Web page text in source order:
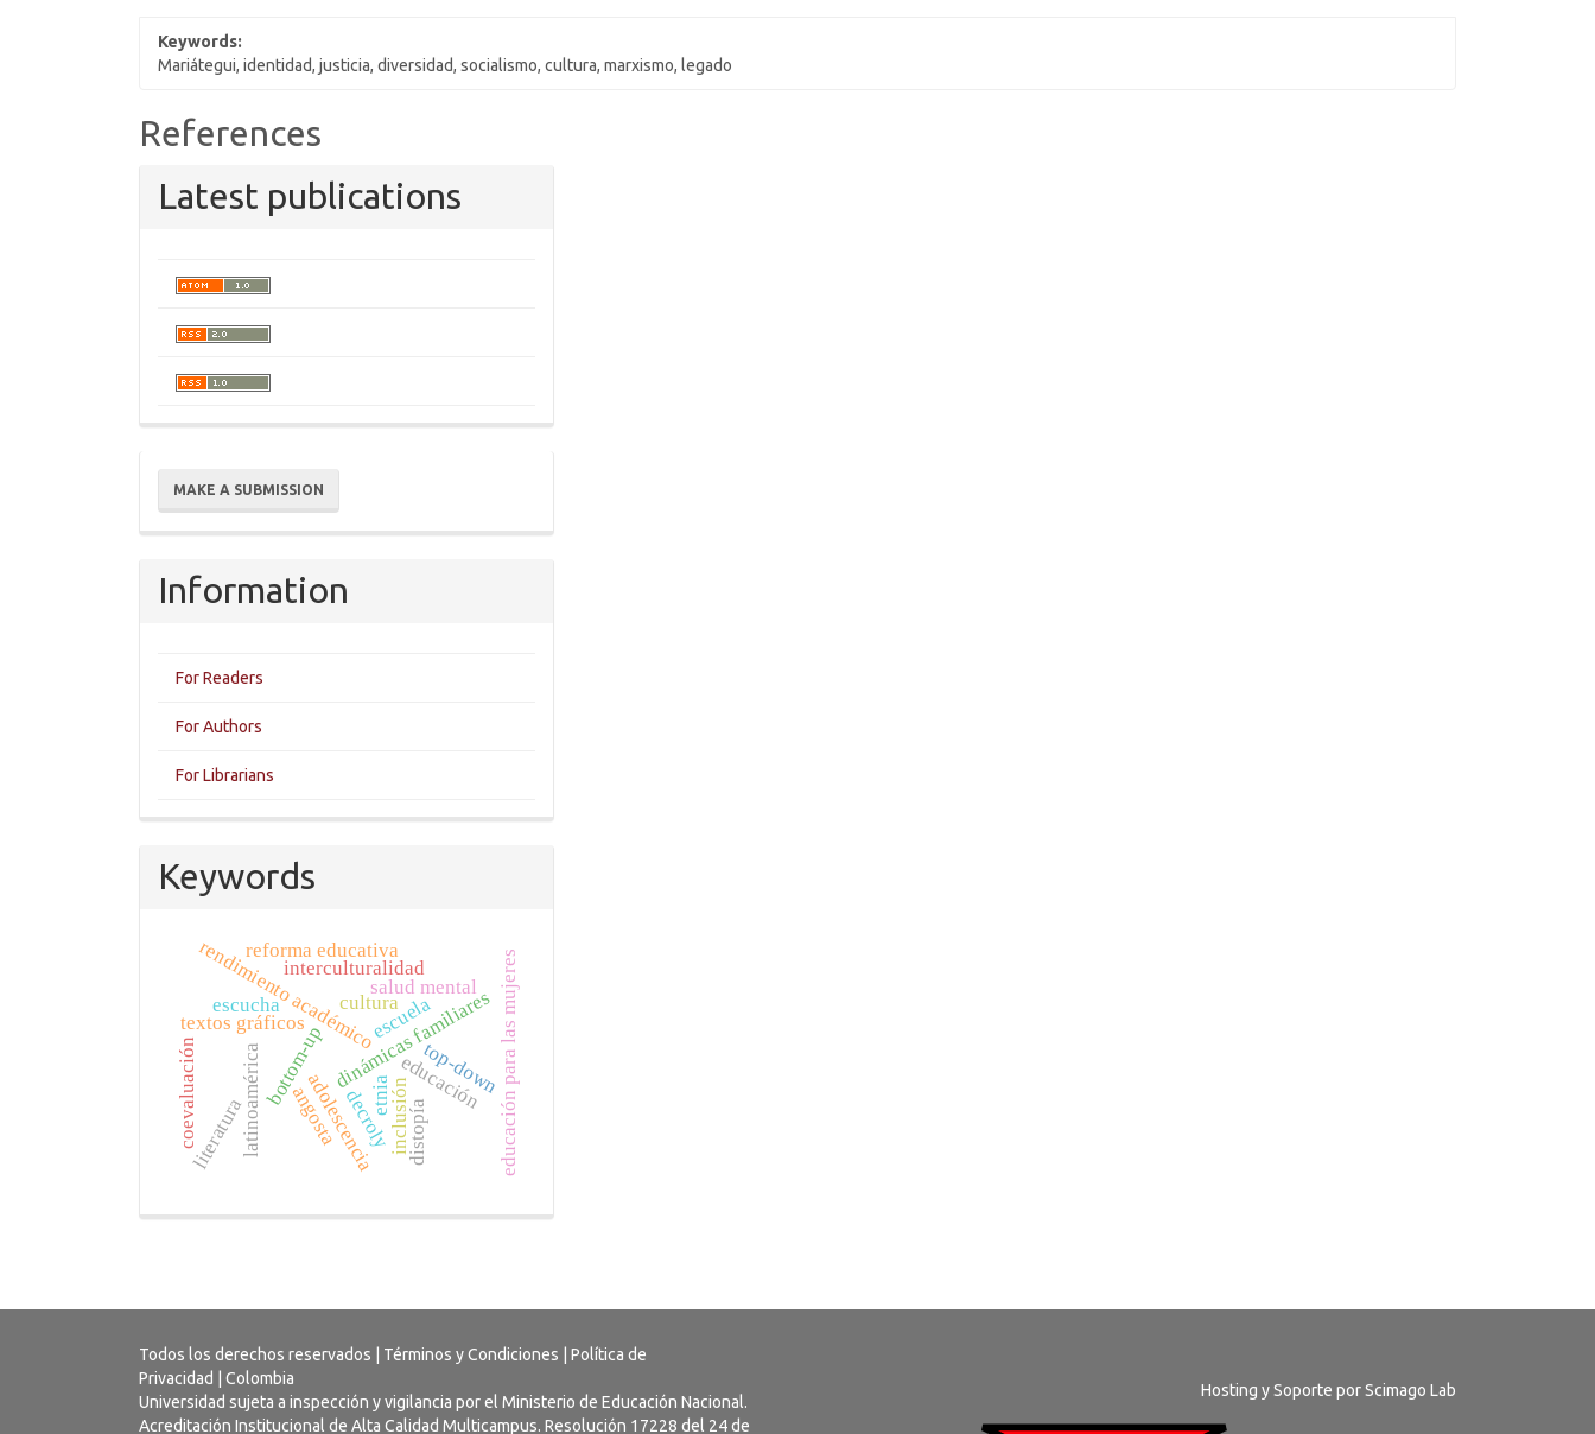
Keywords:
Mariátegui, identidad, justicia, diversidad, socialismo, cultura, marxismo, legado
Article
Details
References
Latest publications
Make
Submission
MAKE A SUBMISSION
Information
For Readers
For Authors
For Librarians
Keywords
adolescencia
dinámicas familiares
rendimiento académicosalud mental
escucha
bottom-up top-down
textos gráficos
latinoamérica educación
inclusión
interculturalidad
escuela
cultura
etnia
literatura educación para las mujeres
reforma educativa
decroly
angosta distopía
coevaluación
Todos los derechos reservados | Términos y Condiciones
Política de
Privacidad
| Colombia
Universidad sujeta a inspección y vigilancia por el Ministerio de Educación Nacional.
Acreditación Institucional de Alta Calidad Multicampus. Resolución 17228 del 24 de
Hosting y Soporte porScimago Lab